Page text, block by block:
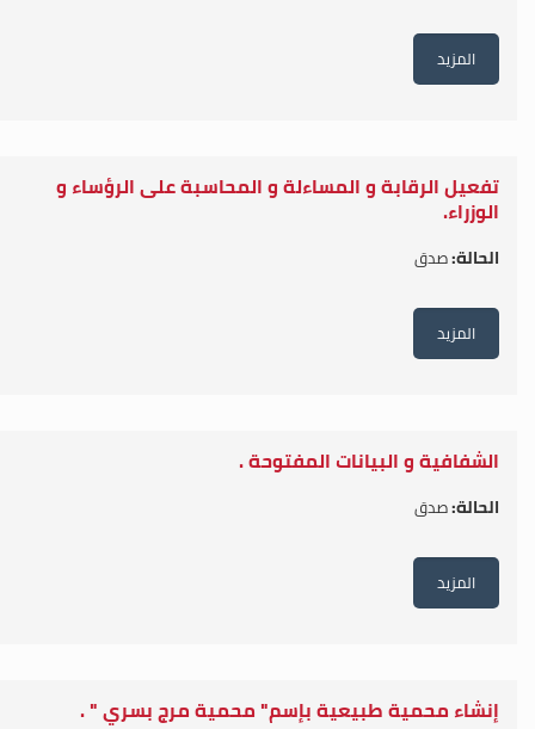
المزيد
تفعيل الرقابة و المساءلة و المحاسبة على الرؤساء و
الوزراء.
الحالة:صدق
المزيد
الشفافية و البيانات المفتوحة .
الحالة:صدق
المزيد
إنشاء محمية طبيعية بإسم" محمية مرج بسري " .